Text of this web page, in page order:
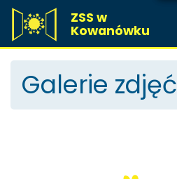
ZSS w
Kowanówku
Galerie zdjęć